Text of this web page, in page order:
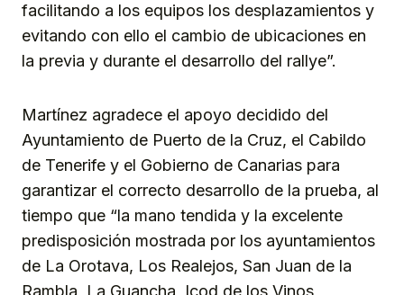
facilitando a los equipos los desplazamientos y
evitando con ello el cambio de ubicaciones en
la previa y durante el desarrollo del rallye”.
Martínez agradece el apoyo decidido del
Ayuntamiento de Puerto de la Cruz, el Cabildo
de Tenerife y el Gobierno de Canarias para
garantizar el correcto desarrollo de la prueba, al
tiempo que “la mano tendida y la excelente
predisposición mostrada por los ayuntamientos
de La Orotava, Los Realejos, San Juan de la